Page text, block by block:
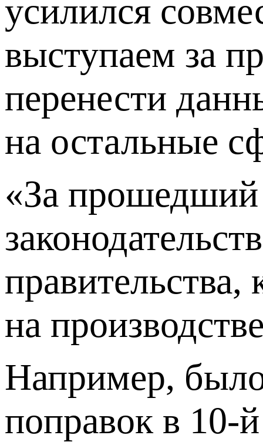
усилился
выступаем за
перенести
на остальные
«За прошедший
на
Например,
поправок в 10-